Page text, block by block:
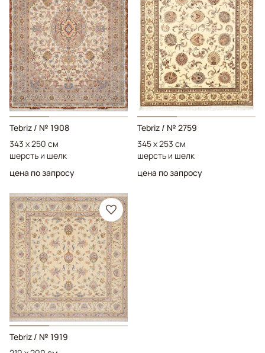
Tebriz / № 1908
343 x 250 см
шерсть и шелк
цена по запросу
Tebriz / № 2759
345 x 253 см
шерсть и шелк
цена по запросу
Tebriz / № 1919